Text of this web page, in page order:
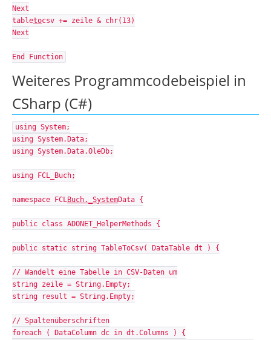
Next
tabletocsv += zeile & chr(13)
Next
End Function
Weiteres Programmcodebeispiel in
CSharp (C#)
using System;
using System.Data;
using System.Data.OleDb;
using FCL_Buch;
namespace FCLBuch._SystemData {
public class ADONET_HelperMethods {
public static string TableToCsv( DataTable dt ) {
// Wandelt eine Tabelle in CSV-Daten um
string zeile = String.Empty;
string result = String.Empty;
// Spaltenüberschriften
foreach ( DataColumn dc in dt.Columns ) {